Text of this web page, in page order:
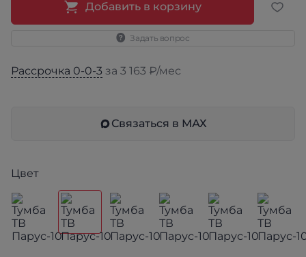
Добавить в корзину
Задать вопрос
Рассрочка 0-0-3 за 3 163 ₽/мес
Связаться в МАХ
Цвет